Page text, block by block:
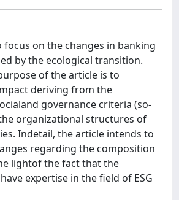
focus on the changes in banking
by the ecological transition.
of the article is to
deriving from the
governance criteria (so-
organizational structures of
Indetail, the article intends to
regarding the composition
lightof the fact that the
expertise in the field of ESG